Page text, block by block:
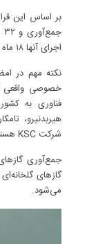
اجرای آنها ۱۸ ماه در نظر گرفته شده است.
نکته مهم در
خصوصی واقعی
فناوری به
هیربدنیرو،
شرکت KSC هستند.
گازهای
می‌شود.